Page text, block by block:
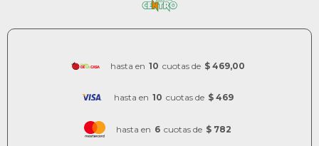
hasta en 10 cuotas de $ 469,00
hasta en 10 cuotas de $ 469
hasta en 6 cuotas de $ 782